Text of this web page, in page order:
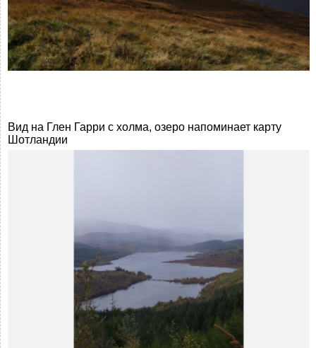
Вид на Глен Гарри с холма, озеро напоминает карту
Шотландии